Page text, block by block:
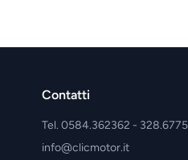
Contatti
Tel. 0584.362362 -
info@clicmotor.it